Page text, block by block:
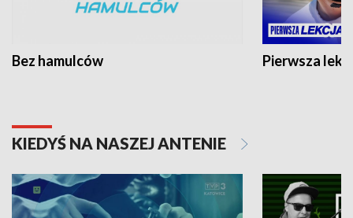
Bez hamulców Pierwsza
KIEDYŚ NA NASZEJ ANTENIE